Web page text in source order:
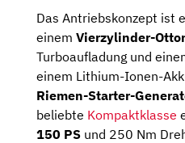
Das Antriebskonzept ist
einem Vierzylinder-
Turboaufladung und
einem Lithium-Ionen-
Riemen-Starter-
beliebte Kompaktklasse
150 PS und 250 Nm